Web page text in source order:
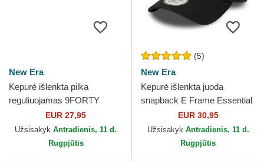
New Era
Kepurė išlenkta pilka
reguliuojamas 9FORTY
Microfibre Las Vegas Raiders
NFL New Era
EUR 27,95
Užsisakyk Antradienis, 11 d.
Rugpjūtis
(5)
New Era
Kepurė išlenkta juoda
snapback E Frame Essential
Las Vegas Raiders NFL New
Era
EUR 30,95
Užsisakyk Antradienis, 11 d.
Rugpjūtis